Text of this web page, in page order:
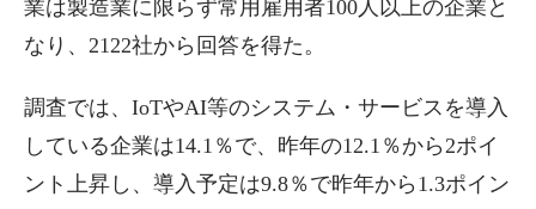
業は製造業に限らず常用雇用者100人以上の企業と
なり、2122社から回答を得た。
調査では、IoTやAI等のシステム・サービスを導入
している企業は14.1％で、昨年の12.1％から2ポイ
ント上昇し、導入予定は9.8％で昨年から1.3ポイン